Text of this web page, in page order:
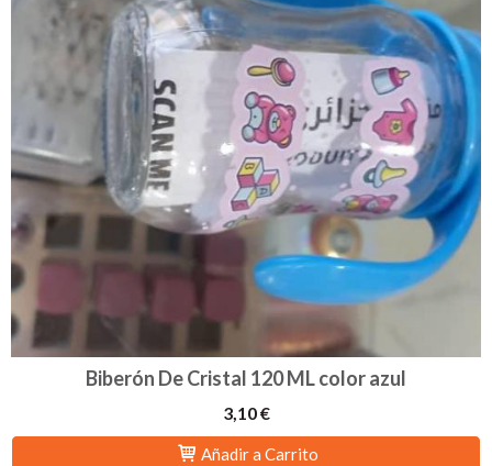
Biberón De Cristal 120 ML color azul
3,10 €
Añadir a Carrito